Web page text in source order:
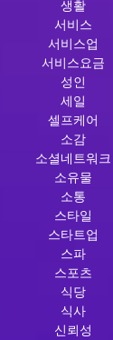
생활
서비스
서비스업
서비스요금
성인
세일
셀프케어
소감
소셜네트워크
소유물
소통
스타일
스타트업
스파
스포츠
식당
식사
신뢰성